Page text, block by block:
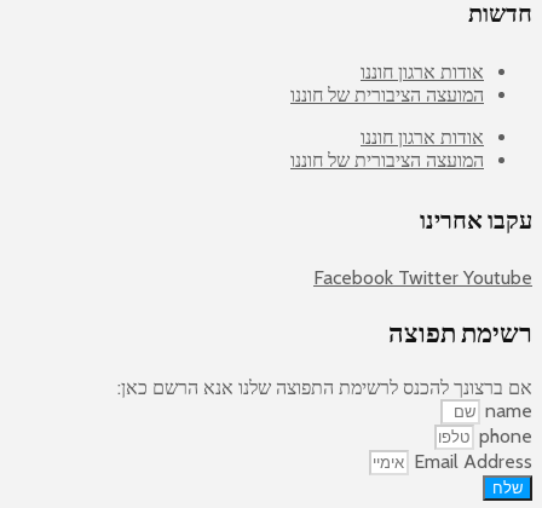
חדשות
אודות ארגון חוננו
המועצה הציבורית של חוננו
אודות ארגון חוננו
המועצה הציבורית של חוננו
עקבו אחרינו
Facebook Twitter Youtube
רשימת תפוצה
אם ברצונך להכנס לרשימת התפוצה שלנו אנא הרשם כאן:
name
phone
Email Address
שלח